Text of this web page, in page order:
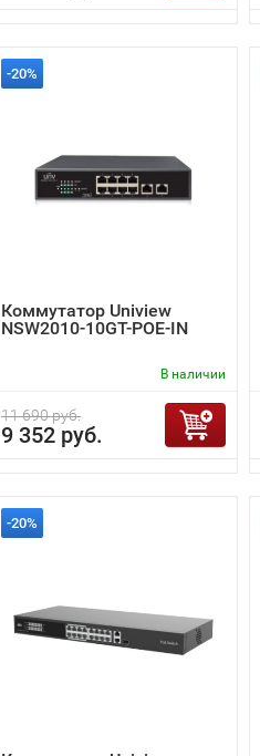
-20%
Коммутатор Uniview
NSW2010-10GT-POE-IN
В наличии
11 690 руб.
9 352 руб.
-20%